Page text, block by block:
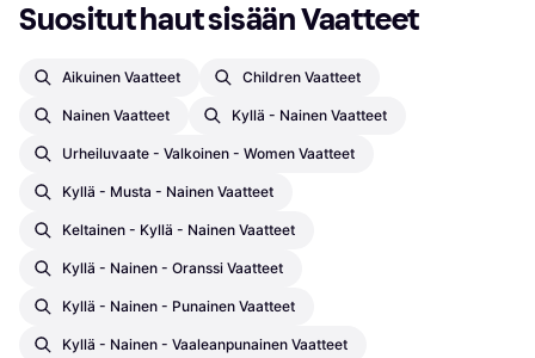
Suositut haut sisään Vaatteet
Aikuinen Vaatteet Children Vaatteet
Nainen Vaatteet Kyllä - Nainen Vaatteet
Urheiluvaate - Valkoinen - Women Vaatteet
Kyllä - Musta - Nainen Vaatteet
Keltainen - Kyllä - Nainen Vaatteet
Kyllä - Nainen - Oranssi Vaatteet
Kyllä - Nainen - Punainen Vaatteet
Kyllä - Nainen - Vaaleanpunainen Vaatteet